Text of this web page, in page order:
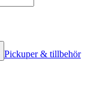
Pickuper & tillbehör